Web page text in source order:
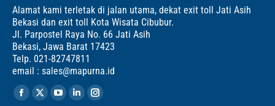
Alamat kami terletak di jalan utama, dekat exit toll Jati Asih
Bekasi dan exit toll Kota Wisata Cibubur.
Jl. Parpostel Raya No. 66 Jati Asih
Bekasi, Jawa Barat 17423
Telp. 021-82747811
email : sales@mapurna.id
Find us on:
Facebook
X
YouTubeLinkedinInstagram